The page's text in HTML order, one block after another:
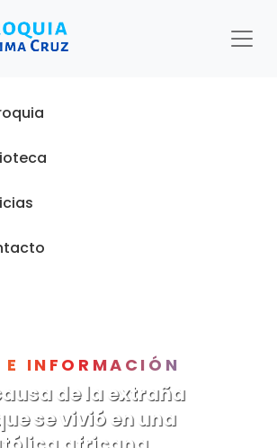
INFORMACIÓN
de la extraña
se vivió en una